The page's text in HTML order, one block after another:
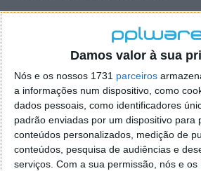
Damos valor à sua
Nós e os nossos 1731 parceiros
a informações num dispositivo, como
dados pessoais, como identificadores
padrão enviadas por um dispositivo para
conteúdos personalizados, medição de
conteúdos, pesquisa de audiências e
serviços. Com a sua permissão, nós e os
saídas HDMI 1.4b, permitindo que
possa ser usada num sistema de
com uma resolução máxima de até
pixels). Ocupa um único slot PCIe
utilizadores possam colocar
nos PCIe adicionais.